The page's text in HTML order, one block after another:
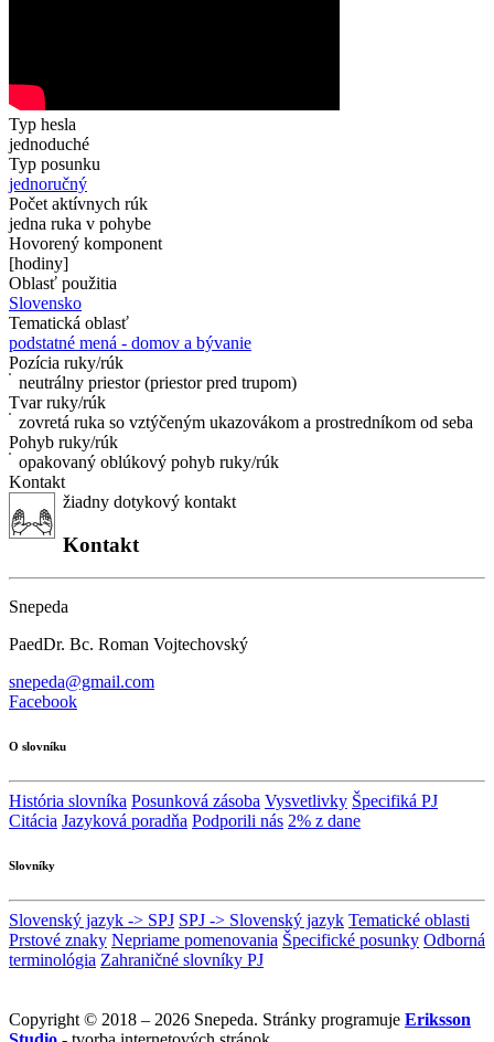
Typ hesla
jednoduché
Typ posunku
jednoručný
Počet aktívnych rúk
jedna ruka v pohybe
Hovorený komponent
[hodiny]
Oblasť použitia
Slovensko
Tematická oblasť
podstatné mená - domov a bývanie
Pozícia ruky/rúk
neutrálny priestor (priestor pred trupom)
Tvar ruky/rúk
zovretá ruka so vztýčeným ukazovákom a prostredníkom od seba
Pohyb ruky/rúk
opakovaný oblúkový pohyb ruky/rúk
Kontakt
žiadny dotykový kontakt
Kontakt
Snepeda
PaedDr. Bc. Roman Vojtechovský
snepeda@gmail.com
Facebook
O slovníku
História slovníka Posunková zásoba Vysvetlivky Špecifiká PJ
Citácia Jazyková poradňa Podporili nás 2% z dane
Slovníky
Slovenský jazyk -> SPJ SPJ -> Slovenský jazyk Tematické oblasti
Prstové znaky Nepriame pomenovania Špecifické posunky Odborná
terminológia Zahraničné slovníky PJ
Copyright © 2018 – 2026 Snepeda. Stránky programuje Eriksson